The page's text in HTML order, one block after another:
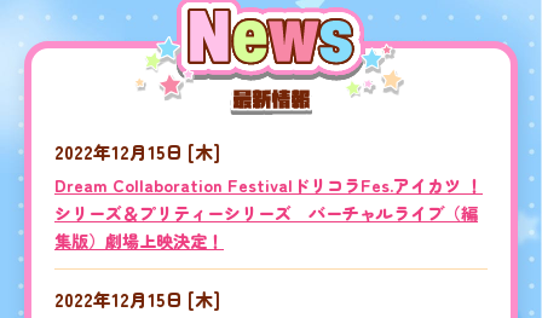
2022年12月15日 [木]
Dream Collaboration FestivalドリコラFes.アイカツ ！
シリーズ＆プリティーシリーズ バーチャルライブ（編
集版）劇場上映決定！
2022年12月15日 [木]